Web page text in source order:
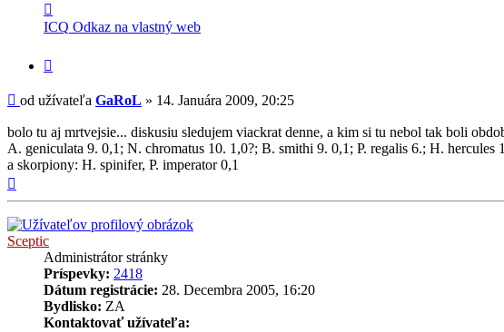
informácie
užívateľa
GaRoL
ICQ Odkaz na vlastný web
Príspevok
od užívateľa GaRoL » 14. Januára 2009, 20:25
bolo tu aj mrtvejsie... diskusiu sledujem viackrat denne, a kim si tu nebol tak boli
A. geniculata 9. 0,1; N. chromatus 10. 1,0?; B. smithi 9. 0,1; P. regalis 6.; H. hercules
a skorpiony: H. spinifer, P. imperator 0,1
Sceptic
Administrátor stránky
Príspevky: 2418
Dátum registrácie: 28. Decembra 2005, 16:20
Bydlisko: ZA
Kontaktovať užívateľa: